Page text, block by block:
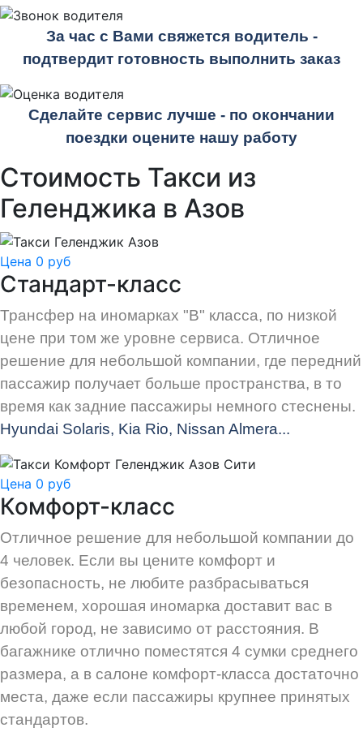
За час с Вами свяжется водитель -
подтвердит готовность выполнить заказ
Сделайте сервис лучше - по окончании
поездки оцените нашу работу
Стоимость Такси из
Геленджика в Азов
Цена 0 руб
Стандарт-класс
Трансфер на иномарках "В" класса, по низкой
цене при том же уровне сервиса. Отличное
решение для небольшой компании, где передний
пассажир получает больше пространства, в то
время как задние пассажиры немного стеснены.
Hyundai Solaris, Kia Rio, Nissan Almera...
Цена 0 руб
Комфорт-класс
Отличное решение для небольшой компании до
4 человек. Если вы цените комфорт и
безопасность, не любите разбрасываться
временем, хорошая иномарка доставит вас в
любой город, не зависимо от расстояния. В
багажнике отлично поместятся 4 сумки среднего
размера, а в салоне комфорт-класса достаточно
места, даже если пассажиры крупнее принятых
стандартов.